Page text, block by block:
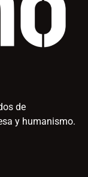
de
y humanismo.